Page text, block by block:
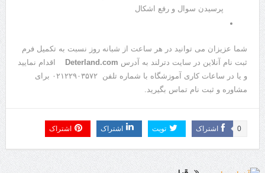
پرسیدن سوال و رفع اشکال
شما عزیزان می توانید در هر ساعت از شبانه روز نسبت به تکمیل فرم
ثبت نام آنلاین در سایت دترلند به آدرس Deterland.com اقدام نمایید
و یا در ساعات کاری آموزشگاه با شماره تلفن ۰۲۱۲۲۹۰۳۵۷۲ برای
مشاوره و ثبت نام تماس بگیرید.
اشتراک 0 تویت اشتراک اشتراک